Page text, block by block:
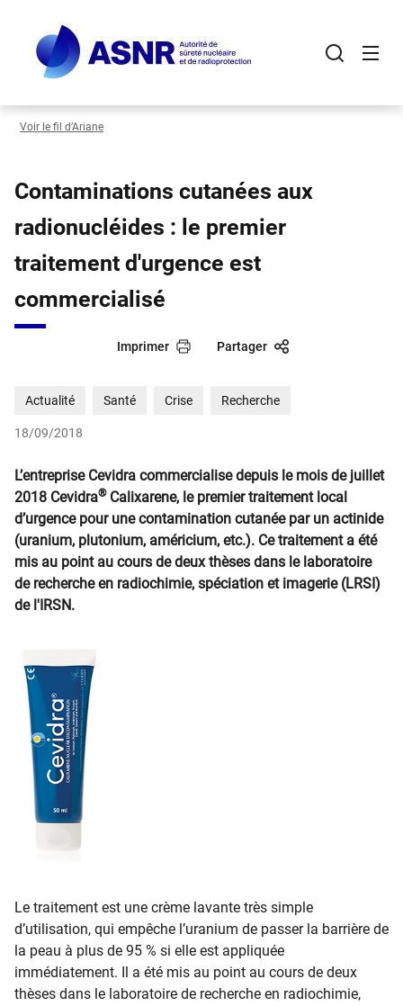
contenu
principal
Voir le fil d’Ariane
Contaminations cutanées aux
radionucléides : le premier
traitement d'urgence est
commercialisé
Imprimer Partager
Actualité Santé Crise Recherche
18/09/2018
L’entreprise Cevidra commercialise depuis le mois de juillet
2018 Cevidra®Calixarene, le premier traitement local
d’urgence pour une contamination cutanée par un actinide
(uranium, plutonium, américium, etc.). Ce traitement a été
mis au point au cours de deux thèses dans le laboratoire
de recherche en radiochimie, spéciation et imagerie (LRSI)
de l'IRSN.
Le traitement est une crème lavante très simple
d’utilisation, qui empêche l’uranium de passer la barrière de
la peau à plus de 95 % si elle est appliquée
immédiatement. Il a été mis au point au cours de deux
thèses dans le laboratoire de recherche en radiochimie,